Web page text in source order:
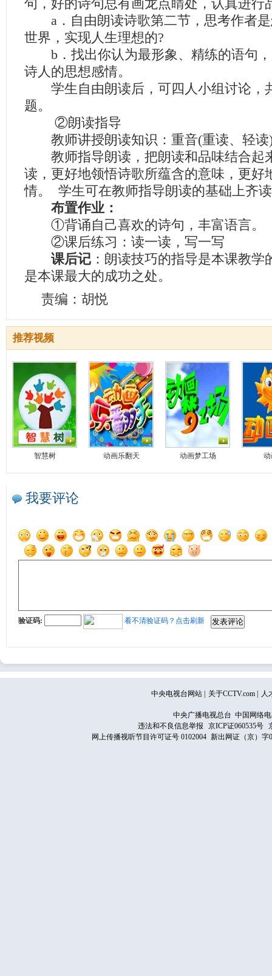
句，好的诗句总有画龙点睛处，认真进行
a．自由朗读诗歌第二节，思考作者是
世界，实现人生理想的?
b．找出你认为最形象、精练的语句，
诗人的思想感情。
学生自由朗读后，可四人小组讨论，
题。
②朗读指导
教师讲授朗读知识：重音(重读、轻读
教师指导朗读，把朗读和品味结合起
读，更好地领悟诗歌所蕴含的意味，更好
情。 学生可在教师指导朗读的基础上齐
布置作业：
①背诵自己喜欢的诗句，丰富语言。
②课后练习：读一读，写一写
课后记 ：朗读技巧的指导是本课教学
是本课最大的成功之处。
责编：胡悦
推荐视频
智慧树 动画乐翻天 动画梦工场 动
我要评论
验证码: 看不清验证码？点击刷新
中央电视台网站 关于CCTV.com 人
中央广播电视总台 中国网络
违法和不良信息举报
京ICP证060535号
网上传播视听节目许可证号 0102004 新出网证（京）